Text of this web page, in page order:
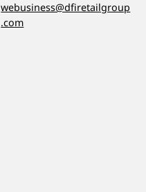
webusiness@dfiretailgroup
.com